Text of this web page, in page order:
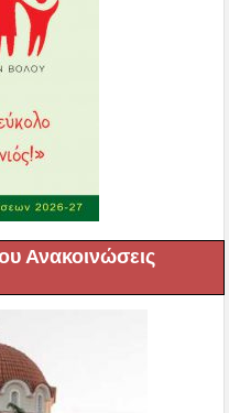
Ανακοινώσεις